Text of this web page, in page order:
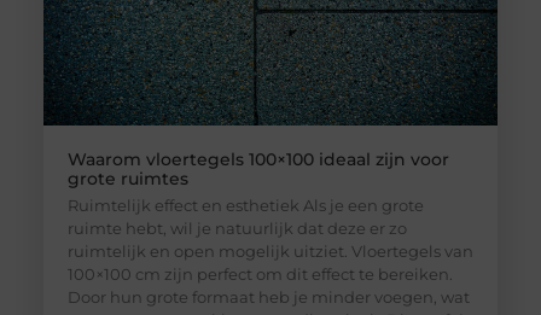
Waarom vloertegels 100×100 ideaal zijn voor
grote ruimtes
Ruimtelijk effect en esthetiek Als je een grote
ruimte hebt, wil je natuurlijk dat deze er zo
ruimtelijk en open mogelijk uitziet. Vloertegels van
100×100 cm zijn perfect om dit effect te bereiken.
Door hun grote formaat heb je minder voegen, wat